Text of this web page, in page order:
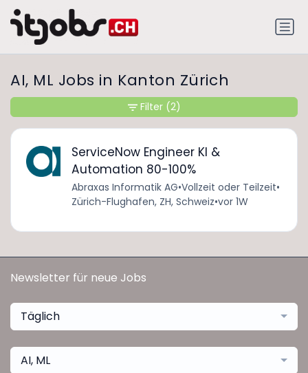
AI, ML Jobs in Kanton Zürich
ServiceNow Engineer KI &
Automation 80-100%
Abraxas Informatik AG•Vollzeit oder Teilzeit•
Zürich-Flughafen, ZH, Schweiz•vor 1W
Filter (2)
Newsletter für neue Jobs
Täglich
AI, ML